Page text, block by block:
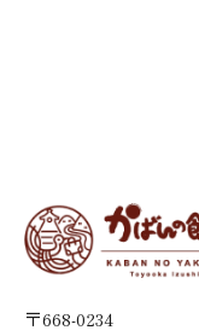
〒668-0234